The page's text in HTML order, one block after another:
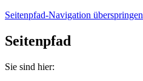
Seitenpfad-Navigation überspringen
Seitenpfad
Sie sind hier: